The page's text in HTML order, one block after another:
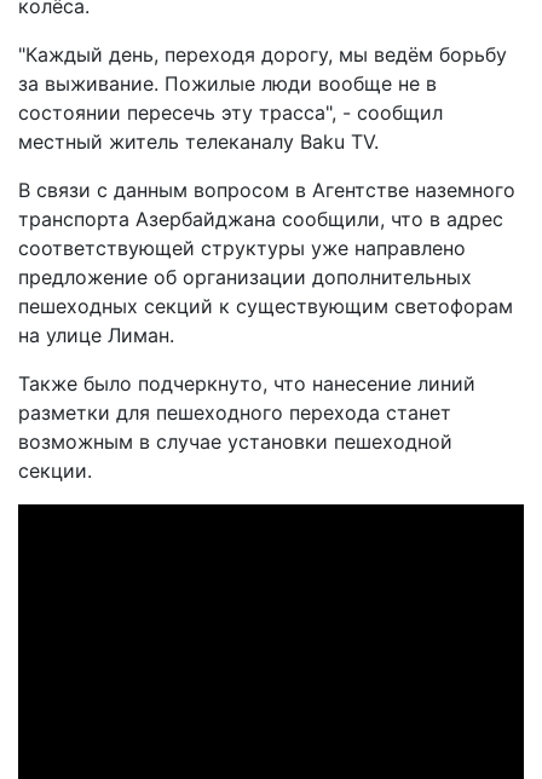
колёса.
"Каждый день, переходя дорогу, мы ведём борьбу
за выживание. Пожилые люди вообще не в
состоянии пересечь эту трасса", - сообщил
местный житель телеканалу Baku TV.
В связи с данным вопросом в Агентстве наземного
транспорта Азербайджана сообщили, что в адрес
соответствующей структуры уже направлено
предложение об организации дополнительных
пешеходных секций к существующим светофорам
на улице Лиман.
Также было подчеркнуто, что нанесение линий
разметки для пешеходного перехода станет
возможным в случае установки пешеходной
секции.